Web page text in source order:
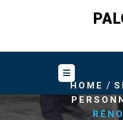
HOME /